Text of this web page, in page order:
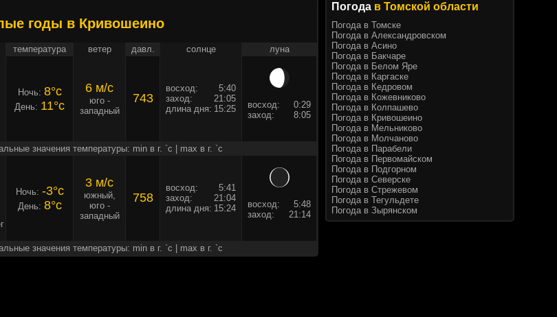
годы в Кривошеино
температура ветер давл. солнце луна
Ночь: 8°c
День: 11°c
6 м/c
юго -
западный
743
восход:
5:40
заход:
21:05
длина дня: 15:25 восход:
0:29
заход:
8:05
значения температуры: min в г. `c | max в г. `c
Ночь: -3°c
День: 8°c
3 м/c
южный,
юго -
западный
758
восход:
5:41
заход:
21:04
длина дня: 15:24 восход:
5:48
заход:
21:14
значения температуры: min в г. `c | max в г. `c
Погода в Томской области
Погода в Томске
Погода в Александровском
Погода в Асино
Погода в Бакчаре
Погода в Белом Яре
Погода в Каргаске
Погода в Кедровом
Погода в Кожевниково
Погода в Колпашево
Погода в Кривошеино
Погода в Мельниково
Погода в Молчаново
Погода в Парабели
Погода в Первомайском
Погода в Подгорном
Погода в Северске
Погода в Стрежевом
Погода в Тегульдете
Погода в Зырянском